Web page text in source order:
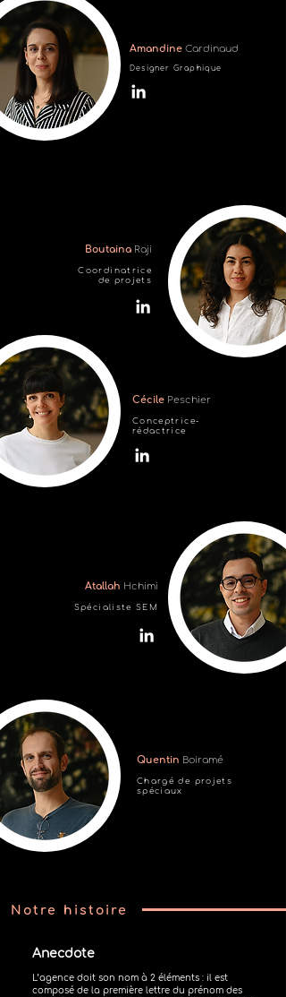
Amandine Cardinaud
Designer Graphique
Cécile Peschier
Conceptrice-
rédactrice
Atallah Hchimi
Spécialiste SEM
Boutaina Raji
Coordinatrice
de projets
Quentin Boiramé
Chargé de projets
spéciaux
Notre histoire
L’agence doit son nom à 2 éléments : il est
composé de la première lettre du prénom des
Anecdote